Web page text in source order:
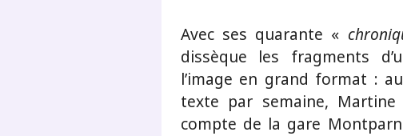
Avec ses quarante «
dissèque les fragments
l’image en grand format :
texte par semaine,
compte de la gare